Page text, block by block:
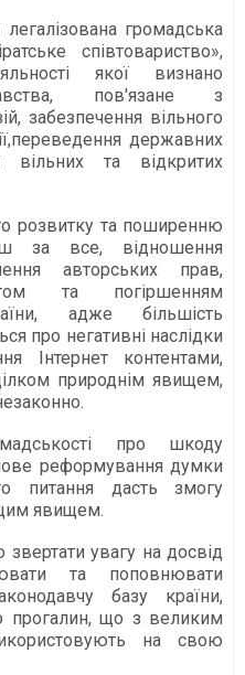
громадська
співтовариство»,
якої визнано
пов'язане з
забезпечення вільного
державних
вільних та відкритих
розвитку та поширенню
за все, відношення
авторських прав,
та погіршенням
адже більшість
про негативні наслідки
Інтернет контентами,
природнім явищем,
про шкоду
реформування думки
питання дасть змогу
явищем.
увагу на досвід
та поповнювати
базу країни,
прогалин, що з великим
на свою